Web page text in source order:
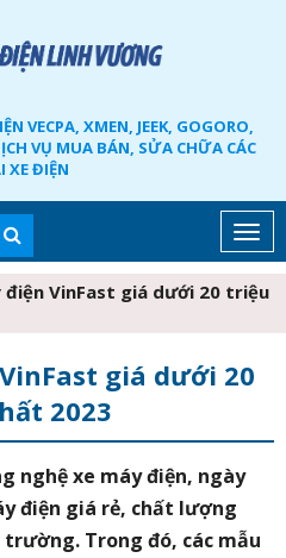
VECPA, XMEN, JEEK, GOGORO,
VỤ MUA BÁN, SỬA CHỮA CÁC
XE ĐIỆN
điện VinFast giá dưới 20 triệu
giá dưới 20
2023
nghệ xe máy điện, ngày
điện giá rẻ, chất lượng
Trong đó, các mẫu